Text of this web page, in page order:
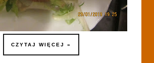
CZYTAJ WIĘCEJ »